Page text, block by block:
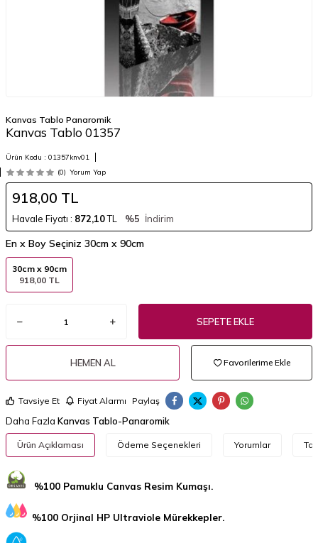
Kanvas Tablo Panaromik
Kanvas Tablo 01357
Ürün Kodu : 01357knv01
(0) Yorum Yap
918,00 TL
Havale Fiyatı : 872,10TL %5 İndirim
En x Boy Seçiniz 30cm x 90cm
30cm x 90cm
918,00 TL
SEPETE EKLE
HEMEN AL Favorilerime Ekle
Tavsiye Et Fiyat Alarmı Paylaş
Daha Fazla Kanvas Tablo-Panaromik
Ürün Açıklaması Ödeme Seçenekleri Yorumlar
%100 Pamuklu Canvas Resim Kumaşı.
%100 Orjinal HP Ultraviole Mürekkepler.